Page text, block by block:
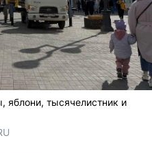
яблони, тысячелистник и